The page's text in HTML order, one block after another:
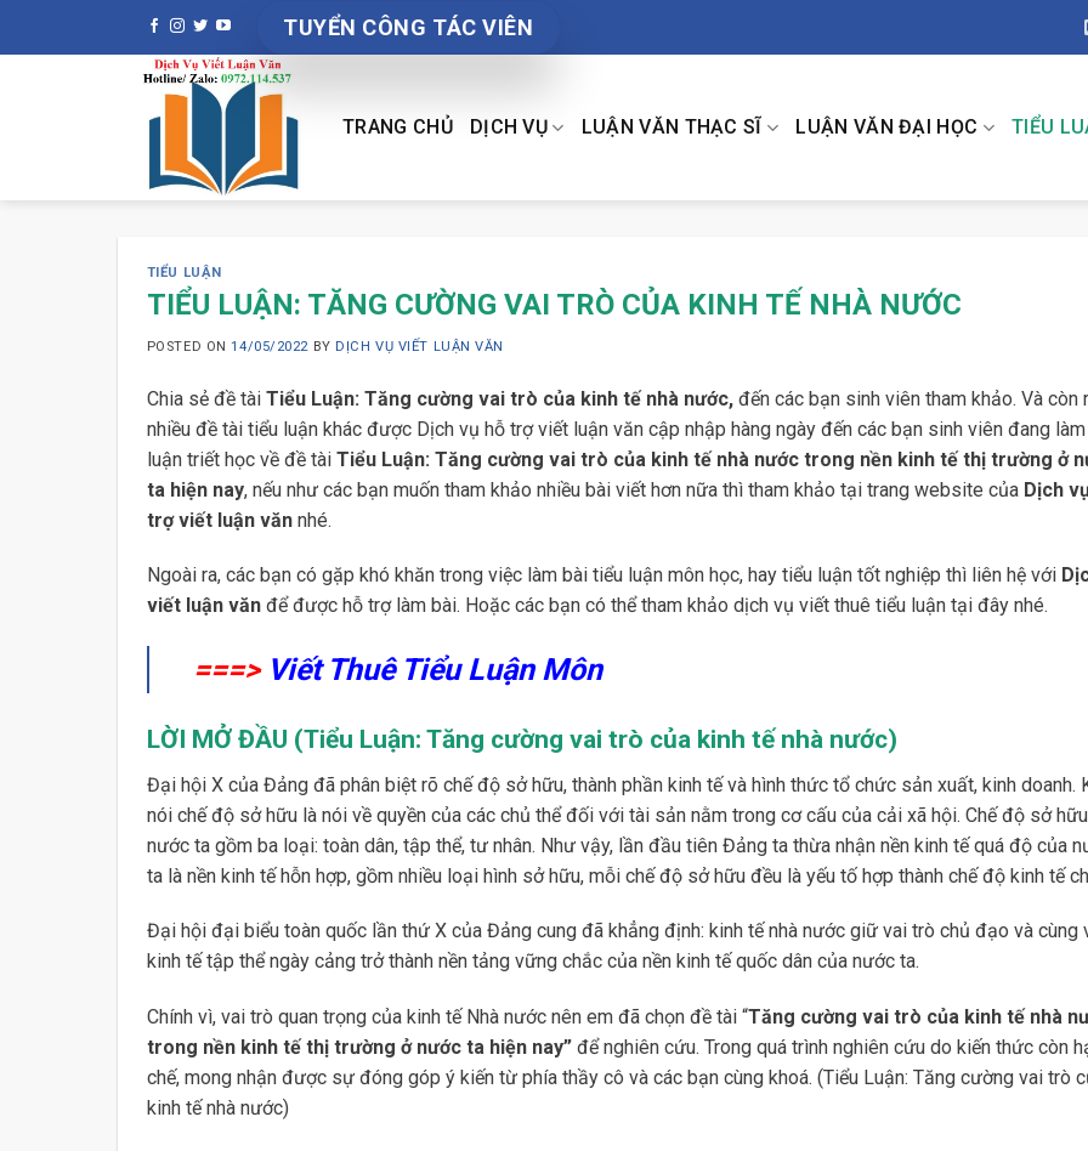
TUYỂN CÔNG TÁC VIÊN
TRANG CHỦ DỊCH VỤ LUẬN VĂN THẠC SĨ LUẬN VĂN ĐẠI HỌC TIỂU
TIỂU LUẬN
TIỂU LUẬN: TĂNG CƯỜNG VAI TRÒ CỦA KINH TẾ NHÀ NƯỚC
POSTED ON14/05/2022 BY DỊCH VỤ VIẾT LUẬN VĂN
Chia sẻ đề tài Tiểu Luận: Tăng cường vai trò của kinh tế nhà nước, đến các bạn sinh viên tham khảo. Và còn
nhiều đề tài tiểu luận khác được Dịch vụ hỗ trợ viết luận văn cập nhập hàng ngày đến các bạn sinh viên đang
luận triết học về đề tài Tiểu Luận: Tăng cường vai trò của kinh tế nhà nước trong nền kinh tế thị trường ở
ta hiện nay, nếu như các bạn muốn tham khảo nhiều bài viết hơn nữa thì tham khảo tại trang website của Dịch
trợ viết luận vănnhé.
Ngoài ra, các bạn có gặp khó khăn trong việc làm bài tiểu luận môn học, hay tiểu luận tốt nghiệp thì liên hệ với
viết luận vănđể được hỗ trợ làm bài. Hoặc các bạn có thể tham khảo dịch vụ viết thuê tiểu luận tại đây nhé.
===> Viết Thuê Tiểu Luận Môn
LỜI MỞ ĐẦU (Tiểu Luận: Tăng cường vai trò của kinh tế nhà nước)
Đại hội X của Đảng đã phân biệt rõ chế độ sở hữu, thành phần kinh tế và hình thức tổ chức sản xuất, kinh doanh.
nói chế độ sở hữu là nói về quyền của các chủ thể đối với tài sản nằm trong cơ cấu của cải xã hội. Chế độ sở
nước ta gồm ba loại: toàn dân, tập thể, tư nhân. Như vậy, lần đầu tiên Đảng ta thừa nhận nền kinh tế quá độ của
ta là nền kinh tế hỗn hợp, gồm nhiều loại hình sở hữu, mỗi chế độ sở hữu đều là yếu tố hợp thành chế độ kinh tế
Đại hội đại biểu toàn quốc lần thứ X của Đảng cung đã khẳng định: kinh tế nhà nước giữ vai trò chủ đạo và cùng
kinh tế tập thể ngày cảng trở thành nền tảng vững chắc của nền kinh tế quốc dân của nước ta.
Chính vì, vai trò quan trọng của kinh tế Nhà nước nên em đã chọn đề tài “Tăng cường vai trò của kinh tế nhà
trong nền kinh tế thị trường ở nước ta hiện nay”để nghiên cứu. Trong quá trình nghiên cứu do kiến thức còn
chế, mong nhận được sự đóng góp ý kiến từ phía thầy cô và các bạn cùng khoá. (Tiểu Luận: Tăng cường vai trò
kinh tế nhà nước)